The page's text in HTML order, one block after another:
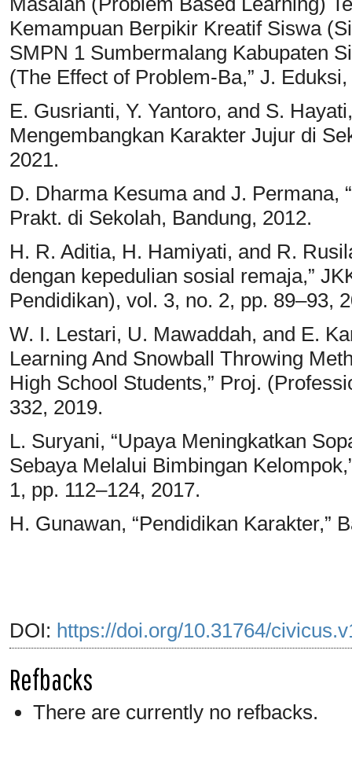
Kemampuan Berpikir Kreatif Siswa
SMPN 1 Sumbermalang Kabupaten
(The Effect of Problem-Ba,” J.
E. Gusrianti, Y. Yantoro, and S.
Mengembangkan Karakter Jujur di
2021.
D. Dharma Kesuma and J. Permana,
Prakt. di Sekolah, Bandung, 2012.
H. R. Aditia, H. Hamiyati, and R.
dengan kepedulian sosial remaja,”
Pendidikan), vol. 3, no. 2, pp. 89–93,
W. I. Lestari, U. Mawaddah, and E.
Learning And Snowball Throwing
High School Students,” Proj.
332, 2019.
L. Suryani, “Upaya Meningkatkan
Sebaya Melalui Bimbingan
1, pp. 112–124, 2017.
H. Gunawan, “Pendidikan Karakter,”
DOI: https://doi.org/10.31764/
Refbacks
There are currently no refbacks.